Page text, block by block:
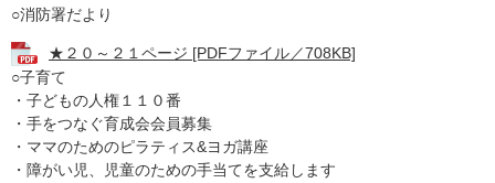
○消防署だより
★２０～２１ページ [PDFファイル／708KB]
○子育て
・子どもの人権１１０番
・手をつなぐ育成会会員募集
・ママのためのピラティス&ヨガ講座
・障がい児、児童のための手当てを支給します